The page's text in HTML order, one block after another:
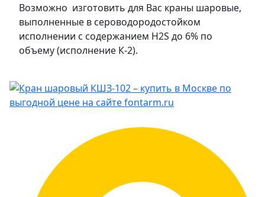
Возможно изготовить для Вас краны шаровые,
выполненные в сероводородостойком
исполнении с содержанием H2S до 6% по
объему (исполнение К-2).